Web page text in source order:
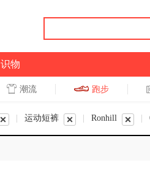
识物
潮流 跑步
运动短裤 Ronhill